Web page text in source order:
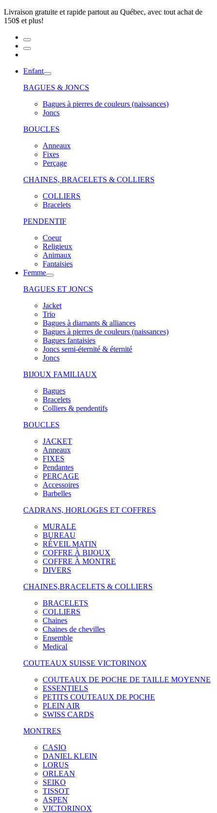
Livraison gratuite et rapide partout au Québec, avec tout achat de
150$ et plus!
Enfant
BAGUES & JONCS
Bagues à pierres de couleurs (naissances)
Joncs
BOUCLES
Anneaux
Fixes
Perçage
CHAINES, BRACELETS & COLLIERS
COLLIERS
Bracelets
PENDENTIF
Coeur
Religieux
Animaux
Fantaisies
Femme
BAGUES ET JONCS
Jacket
Trio
Bagues à diamants & alliances
Bagues à pierres de couleurs (naissances)
Bagues fantaisies
Joncs semi-éternité & éternité
Joncs
BIJOUX FAMILIAUX
Bagues
Bracelets
Colliers & pendentifs
BOUCLES
JACKET
Anneaux
FIXES
Pendantes
PERÇAGE
Accessoires
Barbelles
CADRANS, HORLOGES ET COFFRES
MURALE
BUREAU
RÉVEIL MATIN
COFFRE À BIJOUX
COFFRE À MONTRE
DIVERS
CHAINES,BRACELETS & COLLIERS
BRACELETS
COLLIERS
Chaines
Chaines de chevilles
Ensemble
Medical
COUTEAUX SUISSE VICTORINOX
COUTEAUX DE POCHE DE TAILLE MOYENNE
ESSENTIELS
PETITS COUTEAUX DE POCHE
PLEIN AIR
SWISS CARDS
MONTRES
CASIO
DANIEL KLEIN
LORUS
ORLEAN
SEIKO
TISSOT
ASPEN
VICTORINOX